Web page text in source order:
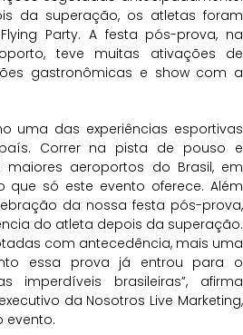
da superação, os atletas foram
Party. A festa pós-prova, na
teve muitas ativações de
gastronômicas e show com a
uma das experiências esportivas
Correr na pista de pouso e
aeroportos do Brasil, em
só este evento oferece. Além
da nossa festa pós-prova,
do atleta depois da superação.
com antecedência, mais uma
essa prova já entrou para o
imperdíveis brasileiras”, afirma
da Nosotros Live Marketing,
evento.